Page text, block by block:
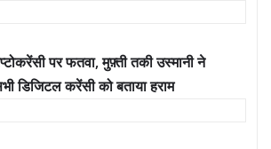
पर फतवा, मुफ़्ती तकी उस्मानी ने
डिजिटल करेंसी को बताया हराम